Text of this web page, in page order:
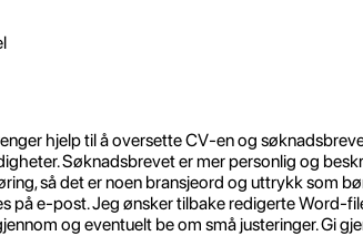
hjelp til å oversette CV-en og
Søknadsbrevet er mer personlig og
så det er noen bransjeord og uttrykk som
på e-post. Jeg ønsker tilbake redigerte Word-
og eventuelt be om små justeringer. Gi